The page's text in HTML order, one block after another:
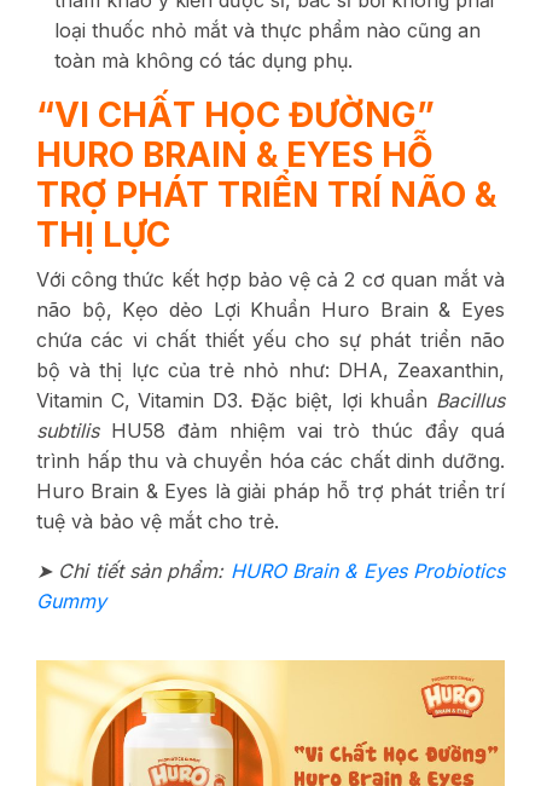
loại thuốc nhỏ mắt và thực phẩm nào cũng an
toàn mà không có tác dụng phụ.
“VI CHẤT HỌC ĐƯỜNG”
HURO BRAIN & EYES HỖ
TRỢ PHÁT TRIỂN TRÍ NÃO &
THỊ LỰC
Với công thức kết hợp bảo vệ cả 2 cơ quan mắt và
não bộ, Kẹo dẻo Lợi Khuẩn Huro Brain & Eyes
chứa các vi chất thiết yếu cho sự phát triển não
bộ và thị lực của trẻ nhỏ như: DHA, Zeaxanthin,
Vitamin C, Vitamin D3. Đặc biệt, lợi khuẩn Bacillus
subtilis HU58 đảm nhiệm vai trò thúc đẩy quá
trình hấp thu và chuyển hóa các chất dinh dưỡng.
Huro Brain & Eyes là giải pháp hỗ trợ phát triển trí
tuệ và bảo vệ mắt cho trẻ.
➤ Chi tiết sản phẩm: HURO Brain & Eyes Probiotics
Gummy